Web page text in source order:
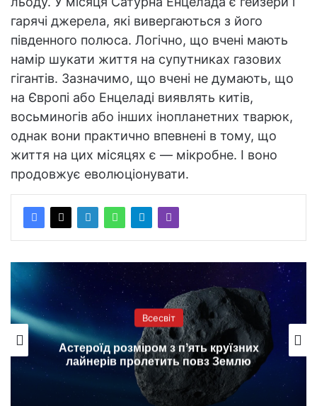
гарячі джерела, які вивергаються з його
південного полюса. Логічно, що вчені мають
намір шукати життя на супутниках газових
гігантів. Зазначимо, що вчені не думають, що
на Європі або Енцеладі виявлять китів,
восьминогів або інших інопланетних тварюк,
однак вони практично впевнені в тому, що
життя на цих місяцях є — мікробне. І воно
продовжує еволюціонувати.
Всесвіт
На Марсі вперше виявили
вогнище вулкана (фото)